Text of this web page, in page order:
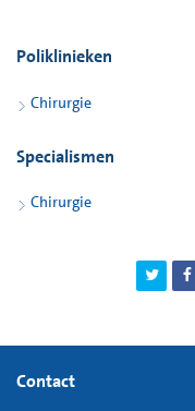
Poliklinieken
Chirurgie
Specialismen
Chirurgie
Contact